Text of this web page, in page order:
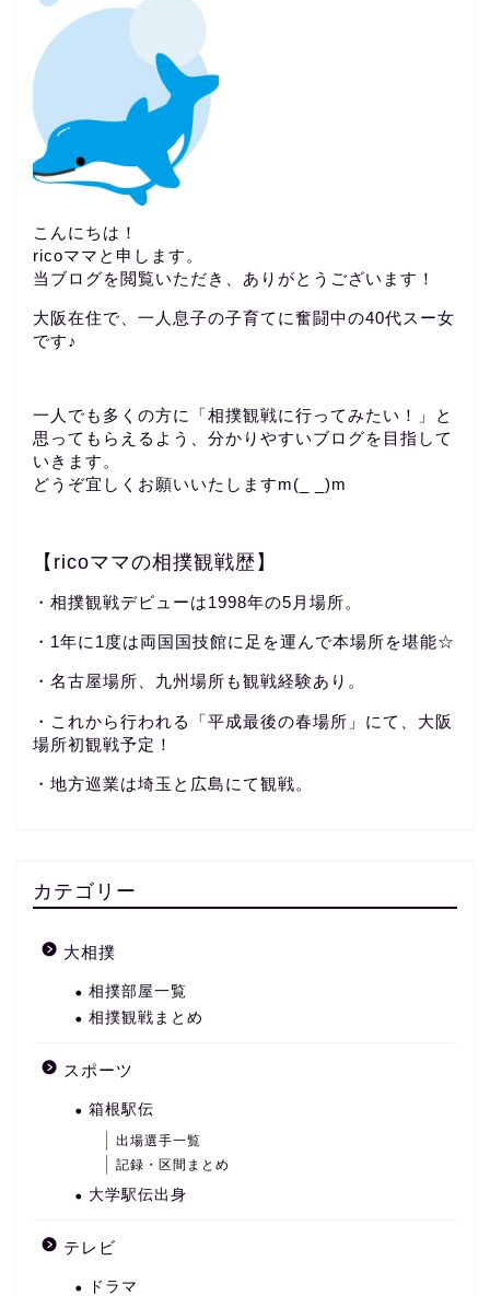
こんにちは！
ricoママと申します。
当ブログを閲覧いただき、ありがとうございます！
大阪在住で、一人息子の子育てに奮闘中の40代スー女
です♪
一人でも多くの方に「相撲観戦に行ってみたい！」と
思ってもらえるよう、分かりやすいブログを目指して
いきます。
どうぞ宜しくお願いいたしますm(_ _)m
【ricoママの相撲観戦歴】
・相撲観戦デビューは1998年の5月場所。
・1年に1度は両国国技館に足を運んで本場所を堪能☆
・名古屋場所、九州場所も観戦経験あり。
・これから行われる「平成最後の春場所」にて、大阪
場所初観戦予定！
・地方巡業は埼玉と広島にて観戦。
カテゴリー
大相撲
相撲部屋一覧
相撲観戦まとめ
スポーツ
箱根駅伝
出場選手一覧
記録・区間まとめ
大学駅伝出身
テレビ
ドラマ